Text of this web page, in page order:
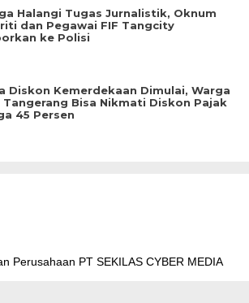
Halangi Tugas Jurnalistik, Oknum
dan Pegawai FIF Tangcity
ke Polisi
Diskon Kemerdekaan Dimulai, Warga
Tangerang Bisa Nikmati Diskon Pajak
45 Persen
Perusahaan PT SEKILAS CYBER MEDIA